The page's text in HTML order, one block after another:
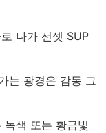
나가 선셋 SUP
는 광경은 감동 그
색 또는 황금빛